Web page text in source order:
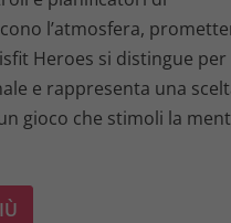
l’atmosfera,
Heroes si distingue per
e rappresenta una
gioco che stimoli la